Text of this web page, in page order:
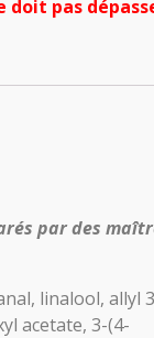
doit pas
par des
linalool, allyl
acetate, 3-(4-